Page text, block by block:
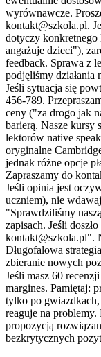
wyrównawcze.
kontakt@szkola.pl.
dotyczy
angażuje dzieci"),
feedback. Sprawa z
podjęliśmy działania
Jeśli sytuacja się
456-789.
ceny ("za drogo jak
barierą. Nasze kursy
lektorów native
oryginalne
jednak różne opcje
Zapraszamy do
Jeśli opinia jest
uczniem), nie
"Sprawdziliśmy
zapisach. Jeśli
kontakt@szkola.pl".
Długofalowa
zbieranie nowych
Jeśli masz 60
margines. Pamiętaj:
tylko po
reaguje na
propozycją
bezkrytycznych